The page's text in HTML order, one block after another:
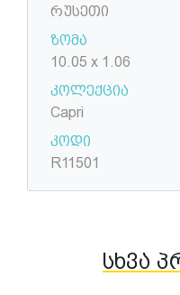
რუსეთი
ზომა
10.05 x 1.06
კოლექცია
Capri
კოდი
R11501
სხვა